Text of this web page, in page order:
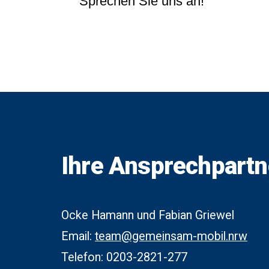
Ihre
Ocke Hamann und Fabian Griewel
Email: team@gemeinsam-mobil.nrw
Telefon: 0203-2821-277